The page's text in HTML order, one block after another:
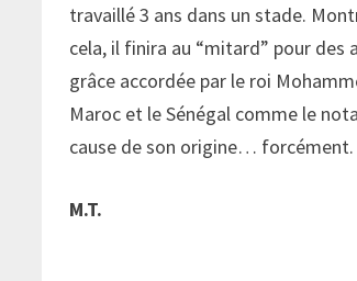
travaillé 3 ans dans un stade.
cela, il finira au “mitard” pour des
grâce accordée par le roi
Maroc et le Sénégal comme le
cause de son origine… forcément.
M.T.